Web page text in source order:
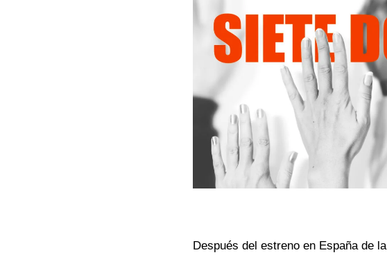
Después del estreno en España de la